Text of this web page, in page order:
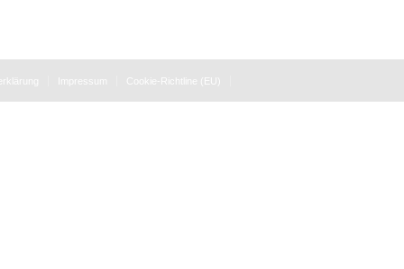
Impressum Cookie-Richtline (EU)